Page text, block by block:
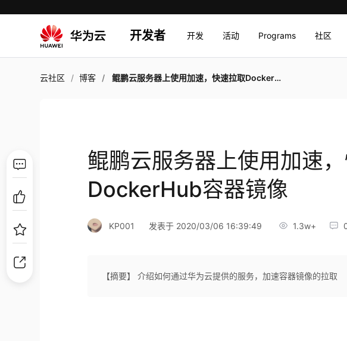
开发者 开发 活动 Programs 社区
云社区 博客 鲲鹏云服务器上使用加速，快速拉取DockerHub容器镜像
鲲鹏云服务器上使用加速
DockerHub容器镜像
KP001 发表于 2020/03/06 16:39:49 1.3w+
【摘要】 介绍如何通过华为云提供的服务，加速容器镜像的拉取